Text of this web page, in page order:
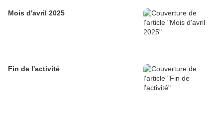
Mois d'avril 2025
Fin de l'activité